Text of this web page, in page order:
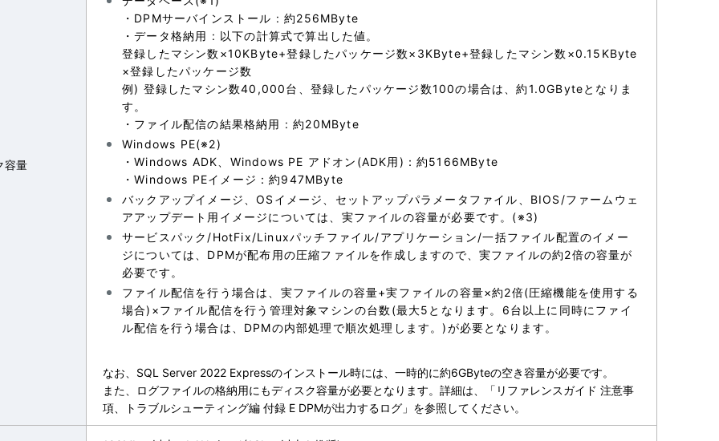
容量
・DPMサーバインストール : 約256MByte
・データ格納用 : 以下の計算式で算出した値。
登録したマシン数×10KByte+登録したパッケージ数×3KByte+登録したマシン数×0.15KByte
×登録したパッケージ数
例) 登録したマシン数40,000台、登録したパッケージ数100の場合は、約1.0GByteとなりま
す。
・ファイル配信の結果格納用 : 約20MByte
Windows PE(※2)
・Windows ADK、Windows PE アドオン(ADK用)：約5166MByte
・Windows PEイメージ：約947MByte
バックアップイメージ、OSイメージ、セットアップパラメータファイル、BIOS/ファームウェ
アアップデート用イメージについては、実ファイルの容量が必要です。(※3)
サービスパック/HotFix/Linuxパッチファイル/アプリケーション/一括ファイル配置のイメー
ジについては、DPMが配布用の圧縮ファイルを作成しますので、実ファイルの約2倍の容量が
必要です。
ファイル配信を行う場合は、実ファイルの容量+実ファイルの容量×約2倍(圧縮機能を使用する
場合)×ファイル配信を行う管理対象マシンの台数(最大5となります。6台以上に同時にファイ
ル配信を行う場合は、DPMの内部処理で順次処理します。)が必要となります。
なお、SQL Server 2022 Expressのインストール時には、一時的に約6GByteの空き容量が必要です。
また、ログファイルの格納用にもディスク容量が必要となります。詳細は、「リファレンスガイド 注意事
項、トラブルシューティング編 付録 E DPMが出力するログ」を参照してください。